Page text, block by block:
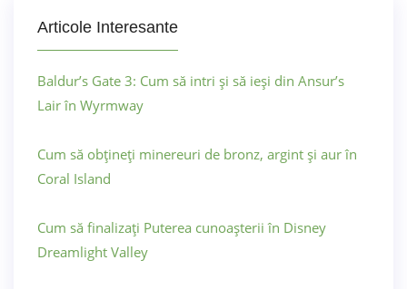
Articole Interesante
Baldur’s Gate 3: Cum să intri și să ieși din Ansur’s
Lair în Wyrmway
Cum să obțineți minereuri de bronz, argint și aur în
Coral Island
Cum să finalizați Puterea cunoașterii în Disney
Dreamlight Valley